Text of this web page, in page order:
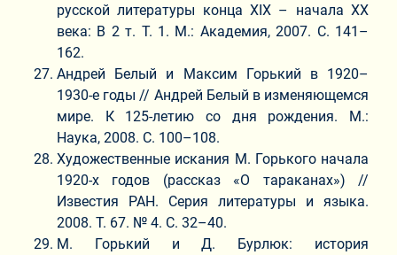
русской литературы конца ХIX – начала ХХ
века: В 2 т. Т. 1. М.: Академия, 2007. С. 141–
162.
Андрей Белый и Максим Горький в 1920–
1930-е годы // Андрей Белый в изменяющемся
мире. К 125-летию со дня рождения. М.:
Наука, 2008. С. 100–108.
Художественные искания М. Горького начала
1920-х годов (рассказ «О тараканах») //
Известия РАН. Серия литературы и языка.
2008. Т. 67. № 4. С. 32–40.
М. Горький и Д. Бурлюк: история